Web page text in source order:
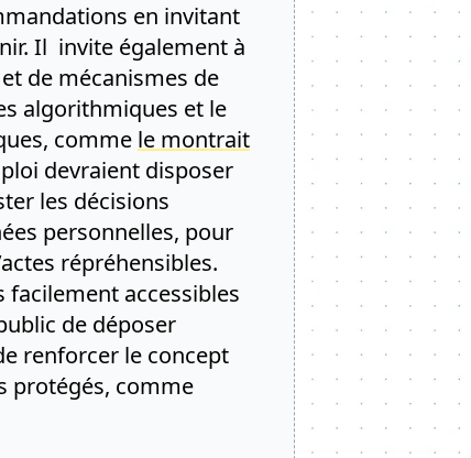
en invitant
Il invite également à
de mécanismes de
algorithmiques et le
comme le montrait
devraient disposer
les décisions
personnelles, pour
répréhensibles.
accessibles
de déposer
renforcer le concept
protégés, comme